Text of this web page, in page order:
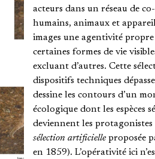
acteurs dans un réseau de
humains, animaux et
images une agentivité
certaines formes de vie
excluant d’autres. Cette
dispositifs techniques
dessine les contours d’un
écologique dont les espèces
deviennent les
sélection artificielleproposée
en 1859). L’opérativité ici